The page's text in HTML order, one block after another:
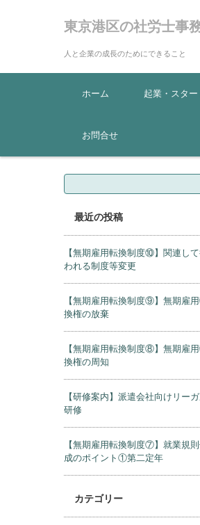
東京港区の社労士事
人と企業の成長のためにできること
コンテンツに移動
ホーム
起業・スタ
お問合せ
検
最近の投稿
【無期雇用転換制度⑩】関連し
われる制度等変更
【無期雇用転換制度⑨】無期雇
換権の放棄
【無期雇用転換制度⑧】無期雇
換権の周知
【研修案内】派遣会社向けリー
研修
【無期雇用転換制度⑦】就業規
成のポイント①第二定年
カテゴリー